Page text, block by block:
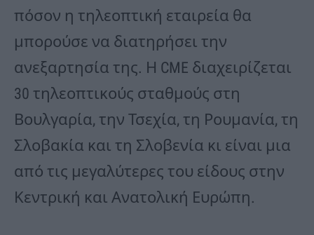
πόσον η τηλεοπτική εταιρεία θα
μπορούσε να διατηρήσει την
ανεξαρτησία της. Η CME διαχειρίζεται
30 τηλεοπτικούς σταθμούς στη
Βουλγαρία, την Τσεχία, τη Ρουμανία, τη
Σλοβακία και τη Σλοβενία κι είναι μια
από τις μεγαλύτερες του είδους στην
Κεντρική και Ανατολική Ευρώπη.